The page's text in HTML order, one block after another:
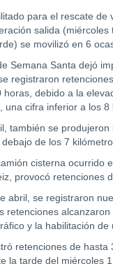
para el rescate
salida
se movilizó en 6
Semana Santa dejó
registraron
debido a la
cifra inferior a los
también se
de los 7
cisterna ocurrido
provocó retenciones
abril, se registraron
retenciones
y la habilitación
retenciones de
la tarde del miércoles